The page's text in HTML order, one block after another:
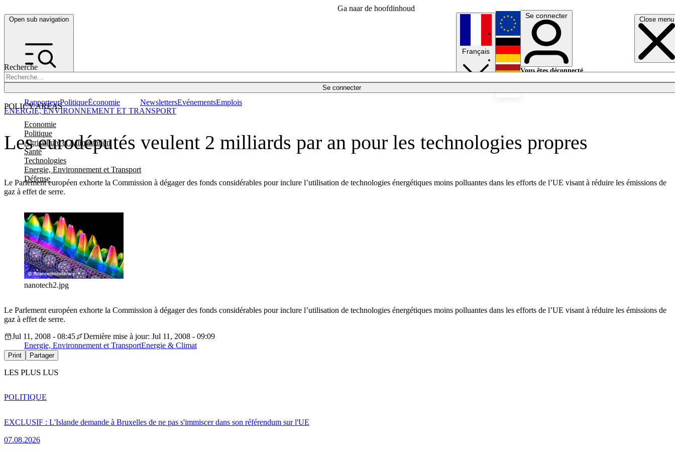
Ga naar de hoofdinhoud
Open sub navigation Close menu
Recherche
Se connecter
POLICY AREAS
Economie
Politique
Agriculture et Alimentation
Santé
Technologies
Energie, Environnement et Transport
Défense
RapporteurPolitiqueÉconomie NewslettersEvénementsEmplois
Français
English
Deutsch
Se connecter
Vous êtes déconnecté.
Les eurodéputés veulent 2 milliards par an pour les technologies propres
Le Parlement européen exhorte la Commission à dégager des fonds considérables pour inclure l’utilisation de technologies énergétiques moins polluantes dans les efforts de l’UE visant à réduire les émissions de
gaz à effet de serre.
ENERGIE, ENVIRONNEMENT ET TRANSPORT
nanotech2.jpg
Le Parlement européen exhorte la Commission à dégager des fonds considérables pour inclure l’utilisation de technologies énergétiques moins polluantes dans les efforts de l’UE visant à réduire les émissions de
gaz à effet de serre.
Jul 11, 2008 - 08:45
Dernière mise à jour: Jul 11, 2008 - 09:09
Energie, Environnement et TransportEnergie & Climat
Print Partager
LES PLUS LUS
EXCLUSIF : L'Islande demande à Bruxelles de ne pas s'immiscer dans son référendum sur l'UE
07.08.2026
POLITIQUE